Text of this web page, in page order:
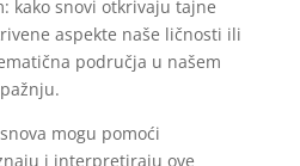
kako snovi otkrivaju tajne
aspekte naše ličnosti ili
područja u našem
mogu pomoći
i interpretiraju ove